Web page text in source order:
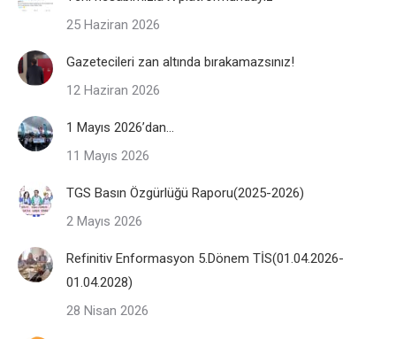
25 Haziran 2026
Gazetecileri zan altında bırakamazsınız!
12 Haziran 2026
1 Mayıs 2026’dan…
11 Mayıs 2026
TGS Basın Özgürlüğü Raporu(2025-2026)
2 Mayıs 2026
Refinitiv Enformasyon 5.Dönem TİS(01.04.2026-
01.04.2028)
28 Nisan 2026